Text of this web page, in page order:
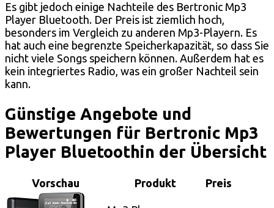
Es gibt jedoch einige Nachteile des Bertronic Mp3
Player Bluetooth. Der Preis ist ziemlich hoch,
besonders im Vergleich zu anderen Mp3-Playern. Es
hat auch eine begrenzte Speicherkapazität, so dass Sie
nicht viele Songs speichern können. Außerdem hat es
kein integriertes Radio, was ein großer Nachteil sein
kann.
Günstige Angebote und
Bewertungen für Bertronic Mp3
Player Bluetoothin der Übersicht
Vorschau Produkt Preis